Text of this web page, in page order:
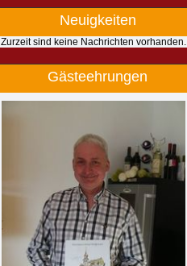
Neuigkeiten
Zurzeit sind keine Nachrichten vorhanden.
Gästeehrungen